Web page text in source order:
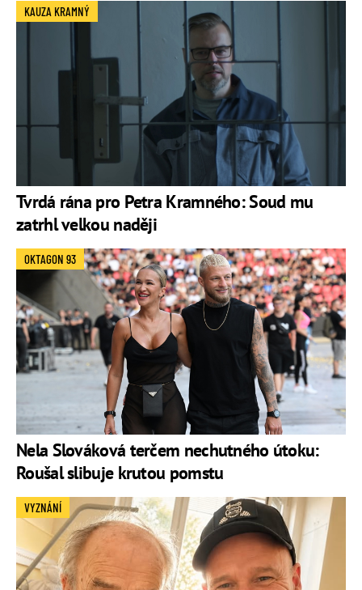
Tvrdá rána pro Petra Kramného: Soud mu
zatrhl velkou naději
KAUZA KRAMNÝ
Nela Slováková terčem nechutného útoku:
Roušal slibuje krutou pomstu
OKTAGON 93
VYZNÁNÍ